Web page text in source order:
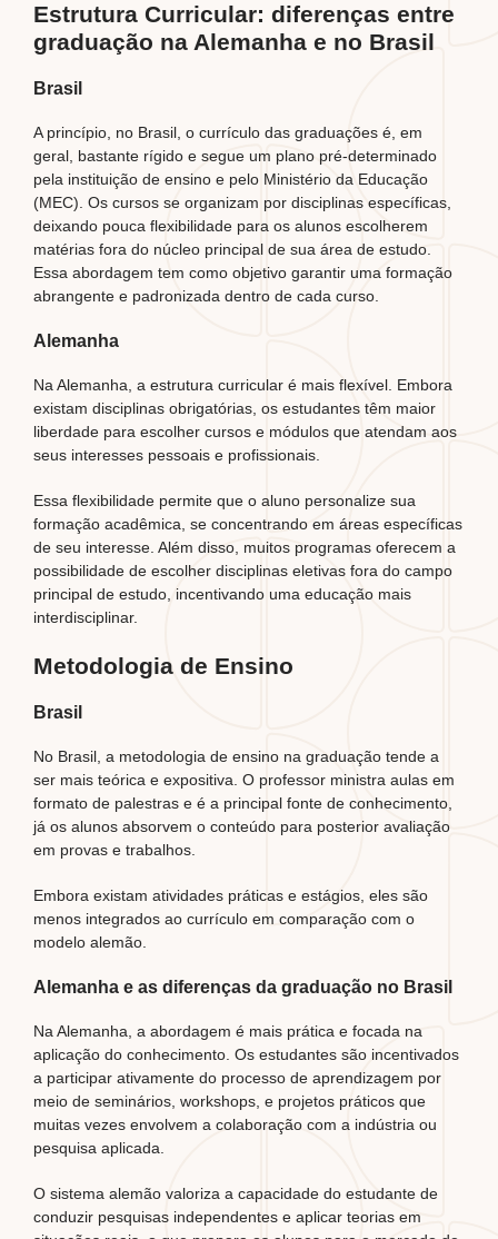
Estrutura Curricular: diferenças entre
graduação na Alemanha e no Brasil
Brasil
A princípio, no Brasil, o currículo das graduações é, em
geral, bastante rígido e segue um plano pré-determinado
pela instituição de ensino e pelo Ministério da Educação
(MEC). Os cursos se organizam por disciplinas específicas,
deixando pouca flexibilidade para os alunos escolherem
matérias fora do núcleo principal de sua área de estudo.
Essa abordagem tem como objetivo garantir uma formação
abrangente e padronizada dentro de cada curso.
Alemanha
Na Alemanha, a estrutura curricular é mais flexível. Embora
existam disciplinas obrigatórias, os estudantes têm maior
liberdade para escolher cursos e módulos que atendam aos
seus interesses pessoais e profissionais.
Essa flexibilidade permite que o aluno personalize sua
formação acadêmica, se concentrando em áreas específicas
de seu interesse. Além disso, muitos programas oferecem a
possibilidade de escolher disciplinas eletivas fora do campo
principal de estudo, incentivando uma educação mais
interdisciplinar.
Metodologia de Ensino
Brasil
No Brasil, a metodologia de ensino na graduação tende a
ser mais teórica e expositiva. O professor ministra aulas em
formato de palestras e é a principal fonte de conhecimento,
já os alunos absorvem o conteúdo para posterior avaliação
em provas e trabalhos.
Embora existam atividades práticas e estágios, eles são
menos integrados ao currículo em comparação com o
modelo alemão.
Alemanha e as diferenças da graduação no Brasil
Na Alemanha, a abordagem é mais prática e focada na
aplicação do conhecimento. Os estudantes são incentivados
a participar ativamente do processo de aprendizagem por
meio de seminários, workshops, e projetos práticos que
muitas vezes envolvem a colaboração com a indústria ou
pesquisa aplicada.
O sistema alemão valoriza a capacidade do estudante de
conduzir pesquisas independentes e aplicar teorias em